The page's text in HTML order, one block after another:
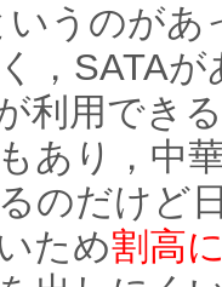
いうのが
，SATA
利用でき
あり，中
のだけど
ため割高